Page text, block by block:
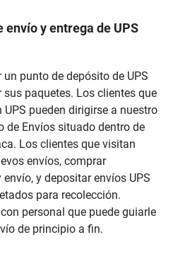
y entrega de UPS
punto de depósito de UPS
paquetes. Los clientes que
pueden dirigirse a nuestro
de Envíos situado dentro de
Los clientes que visitan
envíos, comprar
y depositar envíos UPS
para recolección.
personal que puede guiarle
de principio a fin.